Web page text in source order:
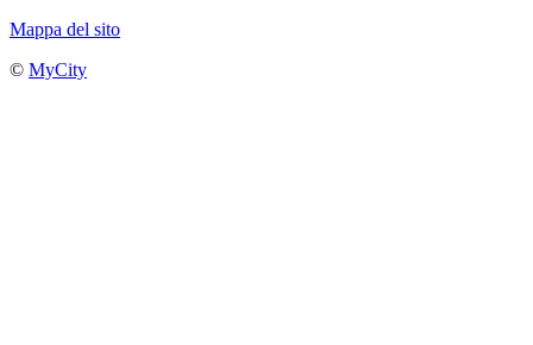
Mappa del sito
© MyCity